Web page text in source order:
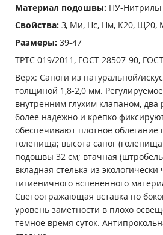
Материал подошвы: ПУ-
Свойства: З, Ми, Нс, Нм, К20, Щ20,
Размеры: 39-47
ТРТС 019/2011, ГОСТ 28507-90,
Верх: Сапоги из натуральной/
толщиной 1,8-2,0 мм.
внутренним глухим клапаном, два
более надежно и крепко
обеспечивают плотное облегание
голенища; высота сапог
подошвы 32 см; втачная
вкладная стелька из экологически
гигиеничного вспененного
Светоотражающая вставка по
уровень заметности в плохо
темное время суток.